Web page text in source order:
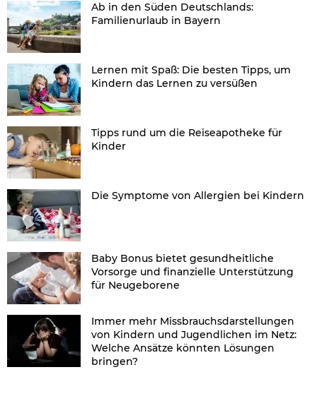
Ab in den Süden Deutschlands:
Familienurlaub in Bayern
Lernen mit Spaß: Die besten Tipps, um
Kindern das Lernen zu versüßen
Tipps rund um die Reiseapotheke für
Kinder
Die Symptome von Allergien bei Kindern
Baby Bonus bietet gesundheitliche
Vorsorge und finanzielle Unterstützung
für Neugeborene
Immer mehr Missbrauchsdarstellungen
von Kindern und Jugendlichen im Netz:
Welche Ansätze könnten Lösungen
bringen?